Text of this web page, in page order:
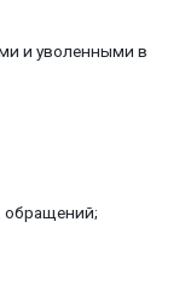
и уволенными в
обращений;